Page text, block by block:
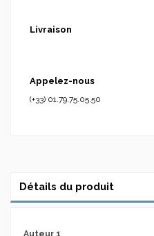
Livraison
Appelez-nous
(+33) 01.79.75.05.50
Détails du produit
Auteur 1